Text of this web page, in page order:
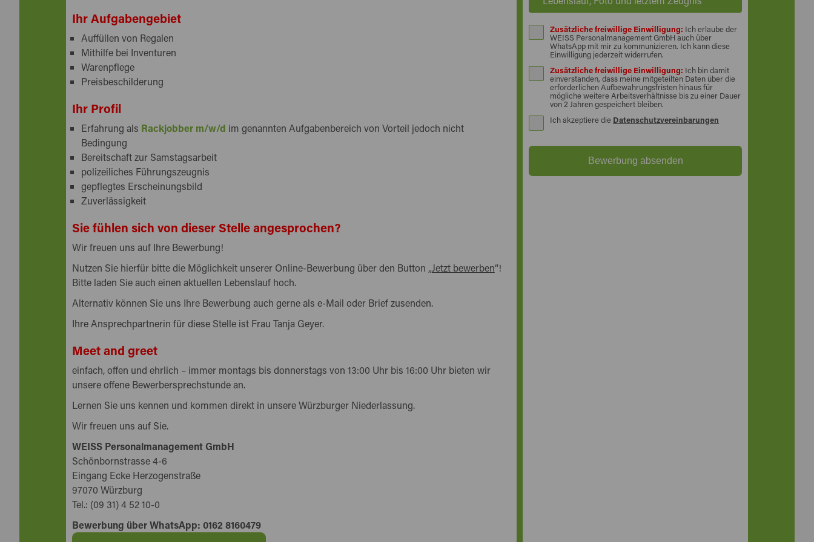
Ihr Aufgabengebiet
Auffüllen von Regalen
Mithilfe bei Inventuren
Warenpflege
Preisbeschilderung
Ihr Profil
Erfahrung als Rackjobber m/w/d im genannten Aufgabenbereich von Vorteil jedoch nicht
Bedingung
Bereitschaft zur Samstagsarbeit
polizeiliches Führungszeugnis
gepflegtes Erscheinungsbild
Zuverlässigkeit
Sie fühlen sich von dieser Stelle angesprochen?
Wir freuen uns auf Ihre Bewerbung!
Nutzen Sie hierfür bitte die Möglichkeit unserer Online-Bewerbung über den Button „Jetzt bewerben“!
Bitte laden Sie auch einen aktuellen Lebenslauf hoch.
Alternativ können Sie uns Ihre Bewerbung auch gerne als e-Mail oder Brief zusenden.
Ihre Ansprechpartnerin für diese Stelle ist Frau Tanja Geyer.
Meet and greet
einfach, offen und ehrlich – immer montags bis donnerstags von 13:00 Uhr bis 16:00 Uhr bieten wir
unsere offene Bewerbersprechstunde an.
Lernen Sie uns kennen und kommen direkt in unsere Würzburger Niederlassung.
Wir freuen uns auf Sie.
WEISS Personalmanagement GmbH
Schönbornstrasse 4-6
Eingang Ecke Herzogenstraße
97070 Würzburg
Tel.: (09 31) 4 52 10-0
Bewerbung über WhatsApp: 0162 8160479
Zusätzliche freiwillige Einwilligung: Ich erlaube der
WEISS Personalmanagement GmbH auch über
WhatsApp mit mir zu kommunizieren. Ich kann diese
Einwilligung jederzeit widerrufen.
Zusätzliche freiwillige Einwilligung: Ich bin damit
einverstanden, dass meine mitgeteilten Daten über die
erforderlichen Aufbewahrungsfristen hinaus für
mögliche weitere Arbeitsverhältnisse bis zu einer Dauer
von 2 Jahren gespeichert bleiben.
Ich akzeptiere die Datenschutzvereinbarungen
Bewerbung absenden